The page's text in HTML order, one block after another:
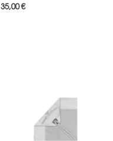
35,00€